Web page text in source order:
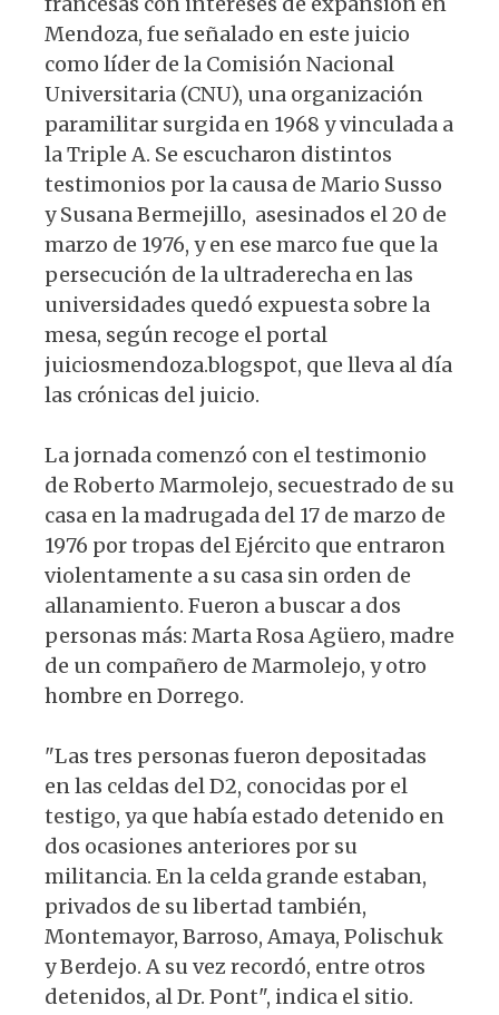
Mendoza, fue señalado en este juicio
como líder de la Comisión Nacional
Universitaria (CNU), una organización
paramilitar surgida en 1968 y vinculada a
la Triple A. Se escucharon distintos
testimonios por la causa de Mario Susso
y Susana Bermejillo, asesinados el 20 de
marzo de 1976, y en ese marco fue que la
persecución de la ultraderecha en las
universidades quedó expuesta sobre la
mesa, según recoge el portal
juiciosmendoza.blogspot, que lleva al día
las crónicas del juicio.
La jornada comenzó con el testimonio
de Roberto Marmolejo, secuestrado de su
casa en la madrugada del 17 de marzo de
1976 por tropas del Ejército que entraron
violentamente a su casa sin orden de
allanamiento. Fueron a buscar a dos
personas más: Marta Rosa Agüero, madre
de un compañero de Marmolejo, y otro
hombre en Dorrego.
"Las tres personas fueron depositadas
en las celdas del D2, conocidas por el
testigo, ya que había estado detenido en
dos ocasiones anteriores por su
militancia. En la celda grande estaban,
privados de su libertad también,
Montemayor, Barroso, Amaya, Polischuk
y Berdejo. A su vez recordó, entre otros
detenidos, al Dr. Pont", indica el sitio.